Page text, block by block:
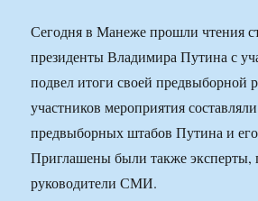
Сегодня в Манеже прошли чтения
президенты Владимира Путина с
подвел итоги своей предвыборной
участников мероприятия
предвыборных штабов Путина и
Приглашены были также эксперты,
руководители СМИ.